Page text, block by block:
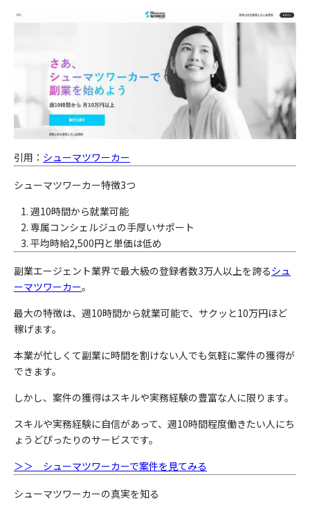
引用： シューマツワーカー
シューマツワーカー特徴3つ
週10時間から就業可能
専属コンシェルジュの手厚いサポート
平均時給2,500円と単価は低め
副業エージェント業界で最大級の登録者数3万人以上を誇るシュ
ーマツワーカー。
最大の特徴は、週10時間から就業可能で、サクッと10万円ほど
稼げます。
本業が忙しくて副業に時間を割けない人でも気軽に案件の獲得が
できます。
しかし、案件の獲得はスキルや実務経験の豊富な人に限ります。
スキルや実務経験に自信があって、週10時間程度働きたい人にち
ょうどぴったりのサービスです。
＞＞ シューマツワーカーで案件を見てみる
シューマツワーカーの真実を知る